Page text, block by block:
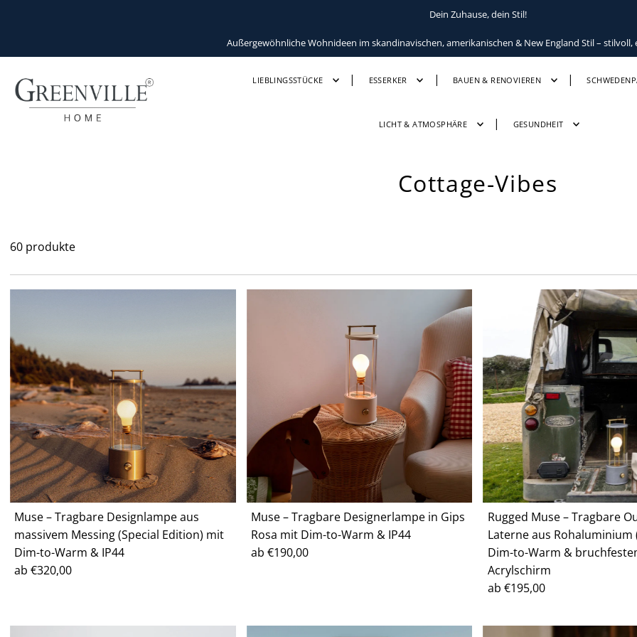
Dein Zuhause, dein Stil!
Außergewöhnliche Wohnideen im skandinavischen, amerikanischen & New England Stil – stilvoll,
LIEBLINGSSTÜCKE ESSERKER BAUEN & RENOVIEREN
LICHT & ATMOSPHÄRE GESUNDHEIT
Cottage-Vibes
60 produkte
Muse – Tragbare Designlampe aus
massivem Messing (Special Edition) mit
Dim-to-Warm & IP44
Regulärer
ab €320,00
Muse – Tragbare Designerlampe in Gips
Rosa mit Dim-to-Warm & IP44
Regulärer
ab €190,00
Rugged Muse – Tragbare
Laterne aus Rohaluminium
Dim-to-Warm &
Acrylschirm
Regulärer
ab €195,00